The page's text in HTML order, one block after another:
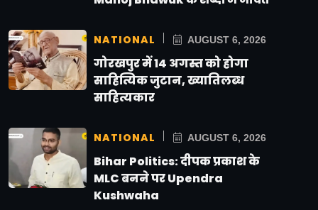
NATIONAL AUGUST 6, 2026
गोरखपुर में 14 अगस्त को होगा
साहित्यिक जुटान, ख्यातिलब्ध
साहित्यकार
NATIONAL AUGUST 6, 2026
Bihar Politics: दीपक प्रकाश के
MLC बनने पर Upendra
Kushwaha